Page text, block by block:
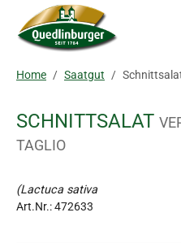
Skip to main navigation
Zum Hauptinhalt springen
Skip to page footer
Home Saatgut
SCHNITTSALAT
TAGLIO
(Lactuca sativa
Art.Nr.:472633